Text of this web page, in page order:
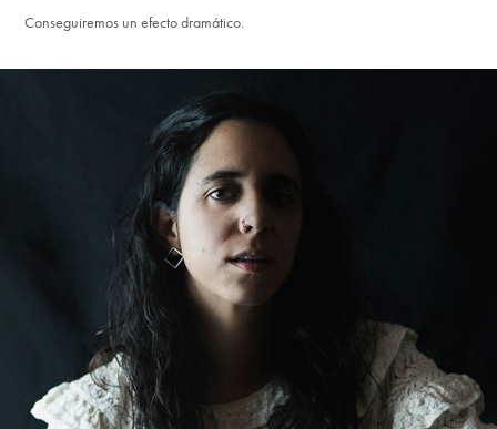
Conseguiremos un efecto dramático.